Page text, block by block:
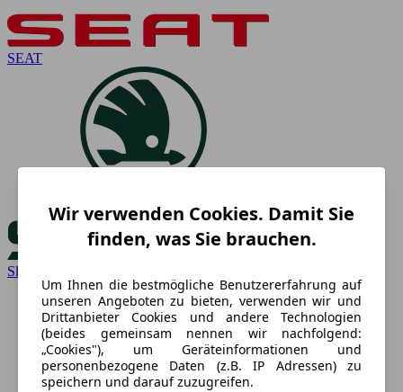
SEAT
Skoda
Wir verwenden Cookies. Damit Sie
finden, was Sie brauchen.
Um Ihnen die bestmögliche Benutzererfahrung auf
unseren Angeboten zu bieten, verwenden wir und
Drittanbieter Cookies und andere Technologien
(beides gemeinsam nennen wir nachfolgend:
„Cookies"), um Geräteinformationen und
personenbezogene Daten (z.B. IP Adressen) zu
speichern und darauf zuzugreifen.